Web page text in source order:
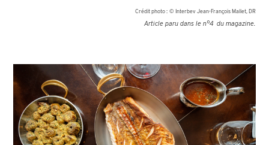
Crédit photo : © Interbev Jean-François Mallet, DR
Article paru dans le n°4 du magazine.